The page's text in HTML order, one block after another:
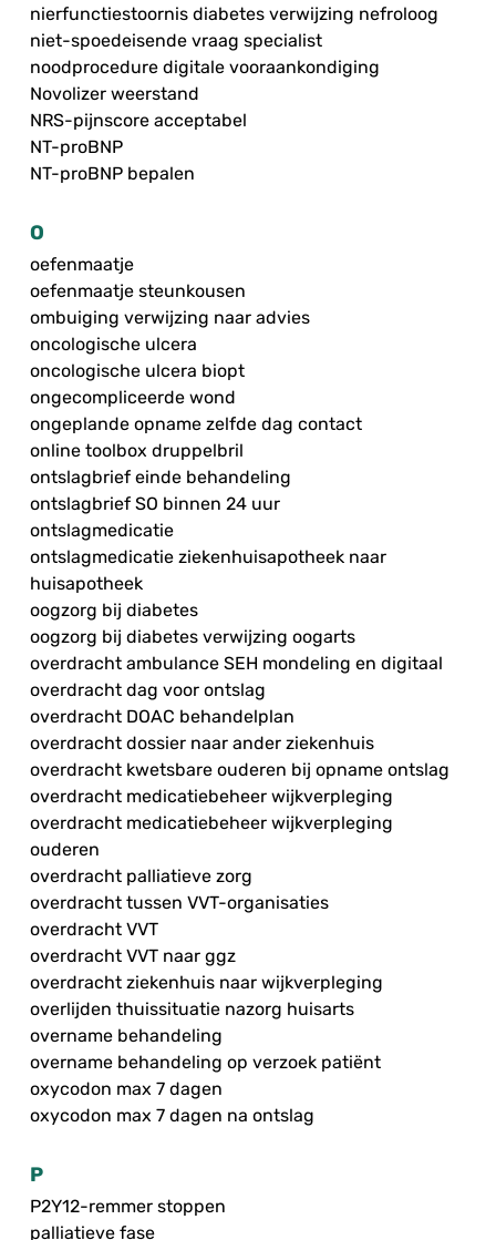
nierfunctiestoornis diabetes verwijzing nefroloog
niet-spoedeisende vraag specialist
noodprocedure digitale vooraankondiging
Novolizer weerstand
NRS-pijnscore acceptabel
NT-proBNP
NT-proBNP bepalen
O
oefenmaatje
oefenmaatje steunkousen
ombuiging verwijzing naar advies
oncologische ulcera
oncologische ulcera biopt
ongecompliceerde wond
ongeplande opname zelfde dag contact
online toolbox druppelbril
ontslagbrief einde behandeling
ontslagbrief SO binnen 24 uur
ontslagmedicatie
ontslagmedicatie ziekenhuisapotheek naar
huisapotheek
oogzorg bij diabetes
oogzorg bij diabetes verwijzing oogarts
overdracht ambulance SEH mondeling en digitaal
overdracht dag voor ontslag
overdracht DOAC behandelplan
overdracht dossier naar ander ziekenhuis
overdracht kwetsbare ouderen bij opname ontslag
overdracht medicatiebeheer wijkverpleging
overdracht medicatiebeheer wijkverpleging
ouderen
overdracht palliatieve zorg
overdracht tussen VVT-organisaties
overdracht VVT
overdracht VVT naar ggz
overdracht ziekenhuis naar wijkverpleging
overlijden thuissituatie nazorg huisarts
overname behandeling
overname behandeling op verzoek patiënt
oxycodon max 7 dagen
oxycodon max 7 dagen na ontslag
P
P2Y12-remmer stoppen
palliatieve fase